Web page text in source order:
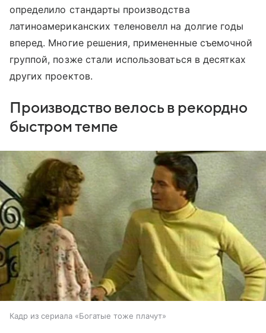
определило стандарты производства
латиноамериканских теленовелл на долгие годы
вперед. Многие решения, примененные съемочной
группой, позже стали использоваться в десятках
других проектов.
Производство велось в рекордно
быстром темпе
Кадр из сериала «Богатые тоже плачут»